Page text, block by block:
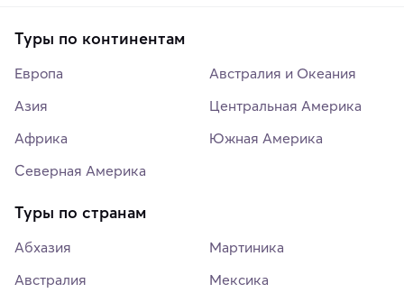
Туры по континентам
Европа
Азия
Африка
Северная Америка
Австралия и Океания
Центральная Америка
Южная Америка
Туры по странам
Абхазия
Австралия
Мартиника
Мексика